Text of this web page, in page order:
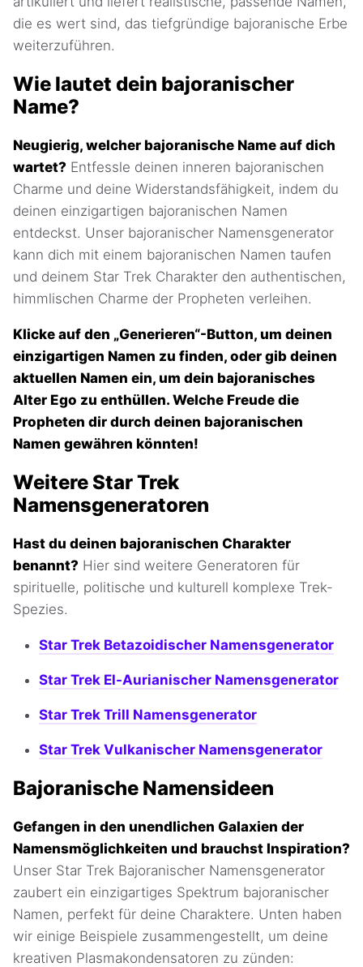
die es wert sind, das tiefgründige bajoranische Erbe
weiterzuführen.
Wie lautet dein bajoranischer
Name?
Neugierig, welcher bajoranische Name auf dich
wartet? Entfessle deinen inneren bajoranischen
Charme und deine Widerstandsfähigkeit, indem du
deinen einzigartigen bajoranischen Namen
entdeckst. Unser bajoranischer Namensgenerator
kann dich mit einem bajoranischen Namen taufen
und deinem Star Trek Charakter den authentischen,
himmlischen Charme der Propheten verleihen.
Klicke auf den „Generieren“-Button, um deinen
einzigartigen Namen zu finden, oder gib deinen
aktuellen Namen ein, um dein bajoranisches
Alter Ego zu enthüllen. Welche Freude die
Propheten dir durch deinen bajoranischen
Namen gewähren könnten!
Weitere Star Trek
Namensgeneratoren
Hast du deinen bajoranischen Charakter
benannt? Hier sind weitere Generatoren für
spirituelle, politische und kulturell komplexe Trek-
Spezies.
Star Trek Betazoidischer Namensgenerator
Star Trek El-Aurianischer Namensgenerator
Star Trek Trill Namensgenerator
Star Trek Vulkanischer Namensgenerator
Bajoranische Namensideen
Gefangen in den unendlichen Galaxien der
Namensmöglichkeiten und brauchst Inspiration?
Unser Star Trek Bajoranischer Namensgenerator
zaubert ein einzigartiges Spektrum bajoranischer
Namen, perfekt für deine Charaktere. Unten haben
wir einige Beispiele zusammengestellt, um deine
kreativen Plasmakondensatoren zu zünden: